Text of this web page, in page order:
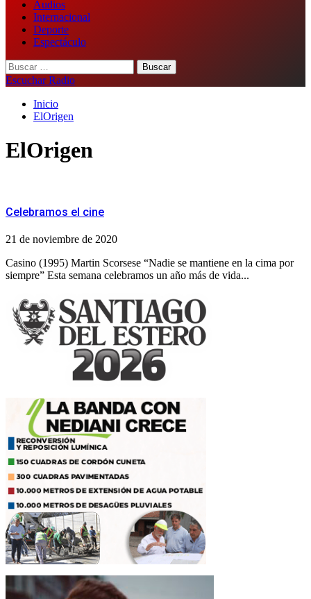
Audios
Internacional
Deporte
Espectáculo
Buscar:
Escuchar Radio
Inicio
ElOrigen
ElOrigen
Celebramos el cine
21 de noviembre de 2020
Casino (1995) Martin Scorsese “Nadie se mantiene en la cima por
siempre” Esta semana celebramos un año más de vida...